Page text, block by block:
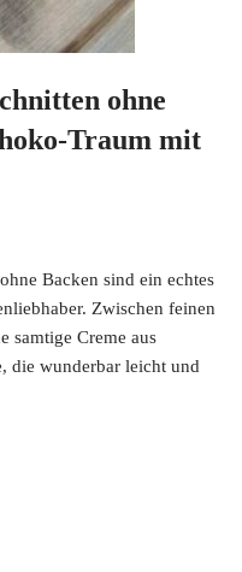
ohne
Traum mit
Backen sind ein echtes
Zwischen feinen
samtige Creme aus
die wunderbar leicht und